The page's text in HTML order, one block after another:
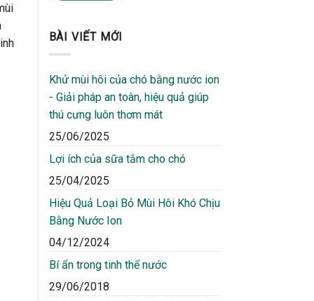
BÀI VIẾT MỚI
Khử mùi hôi của chó bằng nước ion
- Giải pháp an toàn, hiệu quả giúp
thú cưng luôn thơm mát
25/06/2025
Lợi ích của sữa tắm cho chó
25/04/2025
Hiệu Quả Loại Bỏ Mùi Hôi Khó Chịu
Bằng Nước Ion
04/12/2024
Bí ẩn trong tinh thể nước
29/06/2018